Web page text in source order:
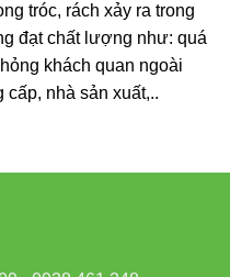
tróc, rách xảy ra trong
đạt chất lượng như: quá
khách quan ngoài
cấp, nhà sản xuất,..